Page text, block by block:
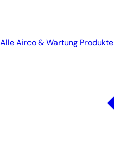
Alle Airco & Wartung Produkte